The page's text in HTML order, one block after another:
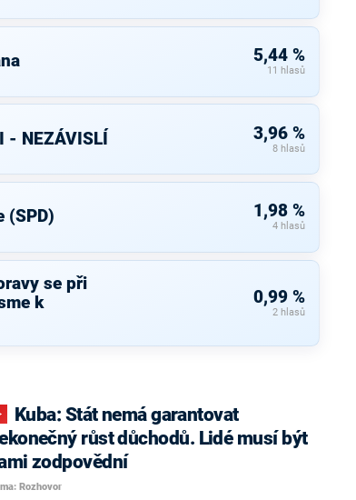
5,44 %
11 hlasů
- NEZÁVISLÍ 3,96 %
8 hlasů
(SPD) 1,98 %
4 hlasů
se při
k
0,99 %
2 hlasů
růst důchodů. Lidé musí být
zodpovědní
Rozhovor